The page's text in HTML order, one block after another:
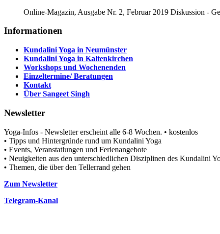
Online-Magazin, Ausgabe Nr. 2, Februar 2019 Diskussion -
Informationen
Kundalini Yoga in Neumünster
Kundalini Yoga in Kaltenkirchen
Workshops und Wochenenden
Einzeltermine/ Beratungen
Kontakt
Über Sangeet Singh
Newsletter
Yoga-Infos - Newsletter erscheint alle 6-8 Wochen. • kostenlos
• Tipps und Hintergründe rund um Kundalini Yoga
• Events, Veranstatlungen und Ferienangebote
• Neuigkeiten aus den unterschiedlichen Disziplinen des Kundalini
• Themen, die über den Tellerrand gehen
Zum Newsletter
Telegram-Kanal